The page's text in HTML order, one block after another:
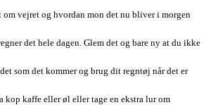
om vejret og hvordan mon det nu bliver i morgen
det hele dagen. Glem det og bare ny at du ikke
som det kommer og brug dit regntøj når det er
kop kaffe eller øl eller tage en ekstra lur om